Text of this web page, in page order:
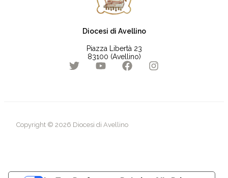
Diocesi di Avellino
Piazza Libertà 23
83100 (Avellino)
Copyright © 2026 Diocesi di Avellino